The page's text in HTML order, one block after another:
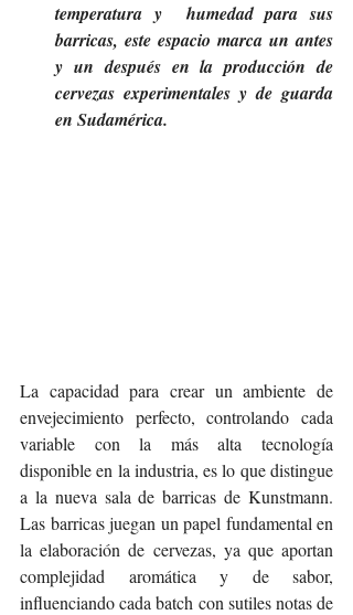
temperatura y  humedad para sus
barricas, este espacio marca un antes
y un después en la producción de
cervezas experimentales y de guarda
en Sudamérica.
La capacidad para crear un ambiente de
envejecimiento perfecto, controlando cada
variable con la más alta tecnología
disponible en la industria, es lo que distingue
a la nueva sala de barricas de Kunstmann.
Las barricas juegan un papel fundamental en
la elaboración de cervezas, ya que aportan
complejidad aromática y de sabor,
influenciando cada batch con sutiles notas de